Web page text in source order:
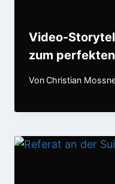
Video-
zum
VonChristian